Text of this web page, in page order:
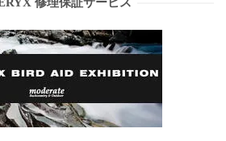
修理保証サービス